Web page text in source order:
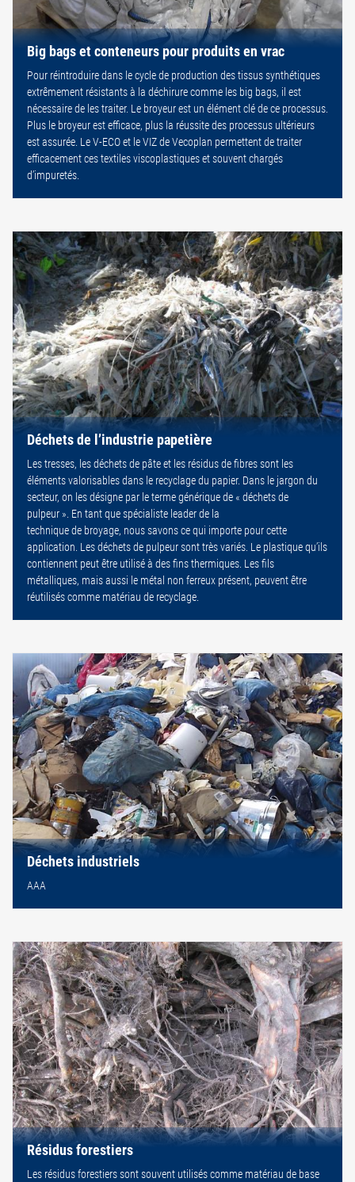
Big bags et conteneurs pour produits en vrac
Pour réintroduire dans le cycle de production des tissus synthétiques
extrêmement résistants à la déchirure comme les big bags, il est
nécessaire de les traiter. Le broyeur est un élément clé de ce processus.
Plus le broyeur est efficace, plus la réussite des processus ultérieurs
est assurée. Le V-ECO et le VIZ de Vecoplan permettent de traiter
efficacement ces textiles viscoplastiques et souvent chargés
d’impuretés.
Déchets de l’industrie papetière
Les tresses, les déchets de pâte et les résidus de fibres sont les
éléments valorisables dans le recyclage du papier. Dans le jargon du
secteur, on les désigne par le terme générique de « déchets de
pulpeur ». En tant que spécialiste leader de la
technique de broyage, nous savons ce qui importe pour cette
application. Les déchets de pulpeur sont très variés. Le plastique qu’ils
contiennent peut être utilisé à des fins thermiques. Les fils
métalliques, mais aussi le métal non ferreux présent, peuvent être
réutilisés comme matériau de recyclage.
Déchets industriels
AAA
Résidus forestiers
Les résidus forestiers sont souvent utilisés comme matériau de base